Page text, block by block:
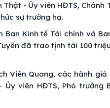
- Ủy viên HĐTS,
sự trường hạ.
Kinh tế Tài chính và
đã trao tịnh tài 100
Viên Quang, các hành
Ủy viên HĐTS, Phó trưởng